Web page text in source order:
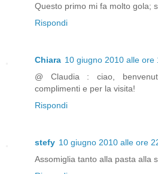
Questo primo mi fa molto gola;
Rispondi
Chiara 10 giugno 2010 alle ore
@ Claudia : ciao,
complimenti e per la visita!
Rispondi
stefy 10 giugno 2010 alle ore
Assomiglia tanto alla pasta alla